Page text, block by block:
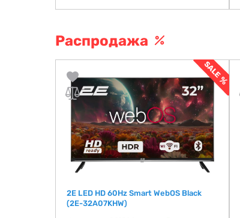
Распродажа
2E LED HD 60Hz Smart WebOS Black
(2E-32A07KHW)